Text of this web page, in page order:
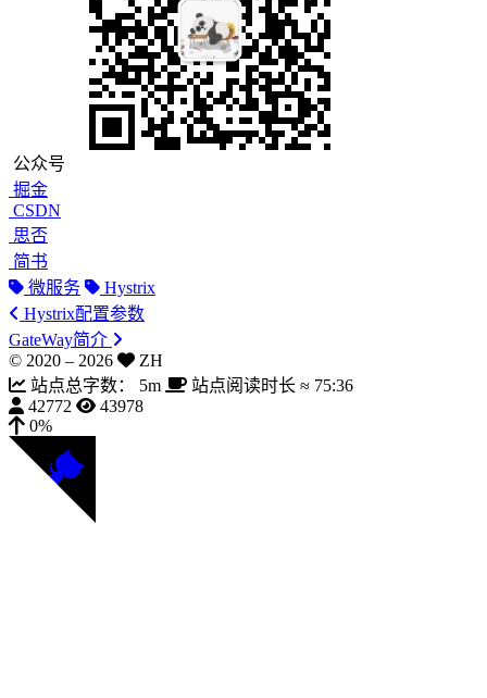
公众号
掘金
CSDN
思否
简书
微服务
Hystrix
Hystrix配置参数
GateWay简介
© 2020 – 2026
ZH
站点总字数：
5m 站点阅读时长 ≈ 75:36
42772
43978
0%